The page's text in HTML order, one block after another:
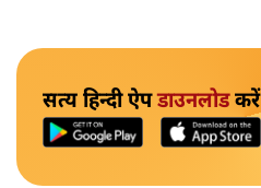
सत्य हिन्दी ऐपडाउनलोडकरें